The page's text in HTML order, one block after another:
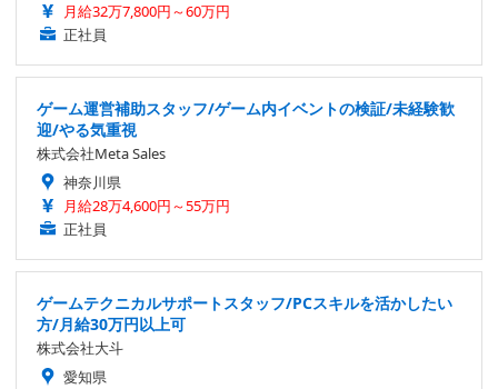
月給32万7,800円～60万円
正社員
ゲーム運営補助スタッフ/ゲーム内イベントの検証/未経験歓
迎/やる気重視
株式会社Meta Sales
神奈川県
月給28万4,600円～55万円
正社員
ゲームテクニカルサポートスタッフ/PCスキルを活かしたい
方/月給30万円以上可
株式会社大斗
愛知県